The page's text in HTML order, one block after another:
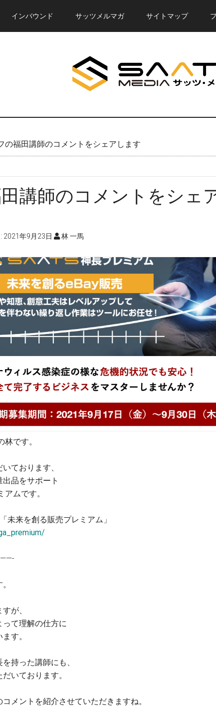
インバウンド サッツメルマガ サイトマップ
の福田講師のコメントをシェアします
講師のコメントをシェ
2021年9月23日 林 一馬
です。
ております、
品をサポート
ムです。
未来を創る販売プレミアム」
が、
て理解の仕方に
す。
持った講師にも、
いております。
メントを紹介させていただきますね。